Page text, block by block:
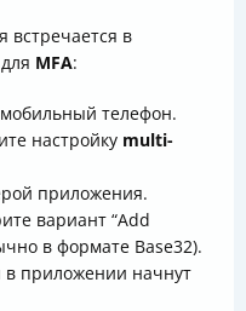
встречается в
MFA:
телефон.
настройку multi-
приложения.
вариант “Add
в формате Base32).
в приложении начнут